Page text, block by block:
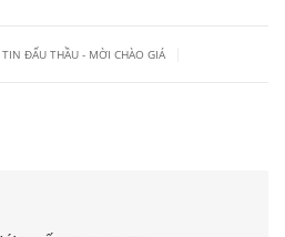
ĐẤU THẦU - MỜI CHÀO GIÁ